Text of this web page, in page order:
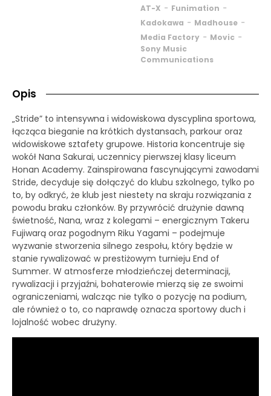
AT-X - Funimation -
Kadokawa - Madhouse-
Media Factory- Movic -
Sony Music
Communications
Opis
„Stride” to intensywna i widowiskowa dyscyplina sportowa,
łącząca bieganie na krótkich dystansach, parkour oraz
widowiskowe sztafety grupowe. Historia koncentruje się
wokół Nana Sakurai, uczennicy pierwszej klasy liceum
Honan Academy. Zainspirowana fascynującymi zawodami
Stride, decyduje się dołączyć do klubu szkolnego, tylko po
to, by odkryć, że klub jest niestety na skraju rozwiązania z
powodu braku członków. By przywrócić drużynie dawną
świetność, Nana, wraz z kolegami – energicznym Takeru
Fujiwarą oraz pogodnym Riku Yagami – podejmuje
wyzwanie stworzenia silnego zespołu, który będzie w
stanie rywalizować w prestiżowym turnieju End of
Summer. W atmosferze młodzieńczej determinacji,
rywalizacji i przyjaźni, bohaterowie mierzą się ze swoimi
ograniczeniami, walcząc nie tylko o pozycję na podium,
ale również o to, co naprawdę oznacza sportowy duch i
lojalność wobec drużyny.